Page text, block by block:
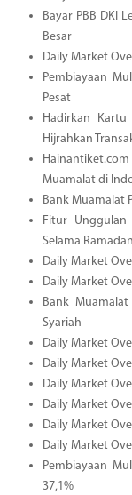
Bayar PBB DKI
Besar
Daily Market
Pembiayaan
Pesat
Hadirkan
Hijrahkan
Muamalat di
Bank Muamalat
Fitur Unggulan
Selama Ramadan
Daily Market
Daily Market
Bank
Syariah
Daily Market
Daily Market
Daily Market
Daily Market
Daily Market
Daily Market
Pembiayaan
37,1%